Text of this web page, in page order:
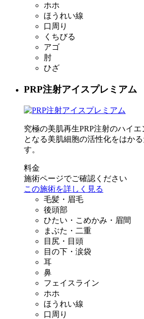
ホホ
ほうれい線
口周り
くちびる
アゴ
肘
ひざ
PRP注射アイスプレミアム
究極の美肌再生PRP注射のハイ
となる美肌細胞の活性化をはか
す。
料金
施術ページでご確認ください
この施術を詳しく見る
毛髪・眉毛
後頭部
ひたい・こめかみ・眉間
まぶた・二重
目尻・目頭
目の下・涙袋
耳
鼻
フェイスライン
ホホ
ほうれい線
口周り